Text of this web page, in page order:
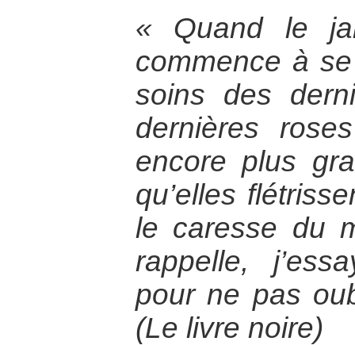
« Quand le
commence à
soins des
dernières
encore plus
qu’elles
le caresse du
rappelle,
pour ne pas
(Le livre noire)